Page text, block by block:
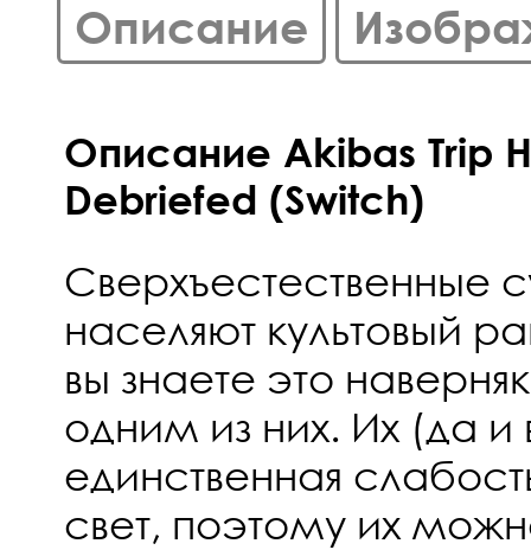
Описание
Описание Akibas Trip
Debriefed (Switch)
Сверхъестественные
населяют культовый
вы знаете это
одним из них. Их (да
единственная
свет, поэтому их